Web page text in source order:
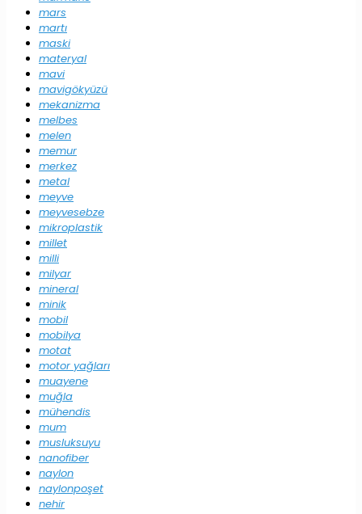
mars
martı
maski
materyal
mavi
mavigökyüzü
mekanizma
melbes
melen
memur
merkez
metal
meyve
meyvesebze
mikroplastik
millet
milli
milyar
mineral
minik
mobil
mobilya
motat
motor yağları
muayene
muğla
mühendis
mum
musluksuyu
nanofiber
naylon
naylonpoşet
nehir